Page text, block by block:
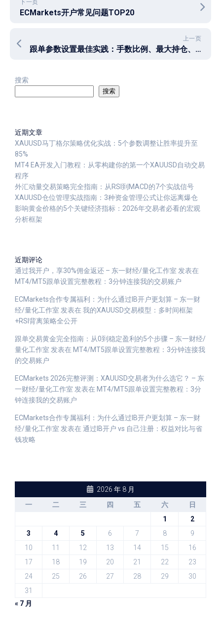
下一页
ECMarkets开户常见问题TOP20
上一页
跟单参数设置最佳实践：手数比例、最大持仓、止损设置详解
搜索
搜索
近期文章
XAUUSD马丁格尔策略优化实战：5个参数调整让胜率提升至
85%
MT4 EA开发入门教程：从零构建你的第一个XAUUSD自动交易
程序
外汇动量交易策略完全指南：从RSI到MACD的7个实战信号
XAUUSD仓位管理实战指南：3种资金管理公式让你远离爆仓
影响黄金价格的5个关键经济指标：2026年交易者必看的宏观
分析框架
近期评论
通过我开户，享30%佣金返还 – 东一财经/量化工作室 发表在
MT4/MT5跟单设置完整教程：3分钟连接我的交易账户
ECMarkets合作专属福利：为什么通过IB开户更划算 – 东一财
经/量化工作室 发表在 我的XAUUSD交易模型：多时间框架
+RSI背离策略全公开
跟单交易黄金完全指南：从0到稳定盈利的5个步骤 – 东一财经/
量化工作室 发表在 MT4/MT5跟单设置完整教程：3分钟连接我
的交易账户
ECMarkets 2026完整评测：XAUUSD交易者为什么选它？ – 东
一财经/量化工作室 发表在 MT4/MT5跟单设置完整教程：3分
钟连接我的交易账户
ECMarkets合作专属福利：为什么通过IB开户更划算 – 东一财
经/量化工作室 发表在 通过IB开户 vs 自己注册：权益对比与省
钱攻略
2026 年 8 月
一
二 三 四 五 六
日
1
2
3
4 5 6 7 8
9
10
11 12 13 14 15
16
17
18 19 20 21 22
23
24
25 26 27 28 29
30
31
« 7 月